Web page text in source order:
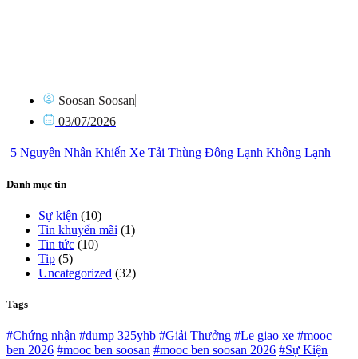
Soosan Soosan
03/07/2026
5 Nguyên Nhân Khiến Xe Tải Thùng Đông Lạnh Không Lạnh
Danh mục tin
Sự kiện (10)
Tin khuyến mãi (1)
Tin tức (10)
Tip (5)
Uncategorized (32)
Tags
#Chứng nhận #dump 325yhb #Giải Thưởng #Le giao xe #mooc
ben 2026 #mooc ben soosan #mooc ben soosan 2026 #Sự Kiện